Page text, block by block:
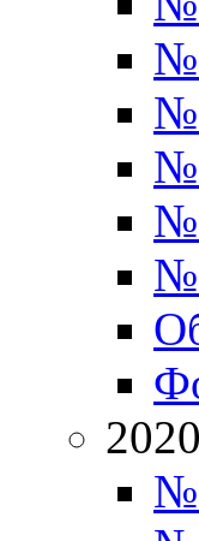
№
№
№
№
№
2020
№